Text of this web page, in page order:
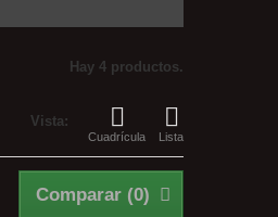
Hay 4 productos.
Vista:
Cuadrícula Lista
Comparar (0)